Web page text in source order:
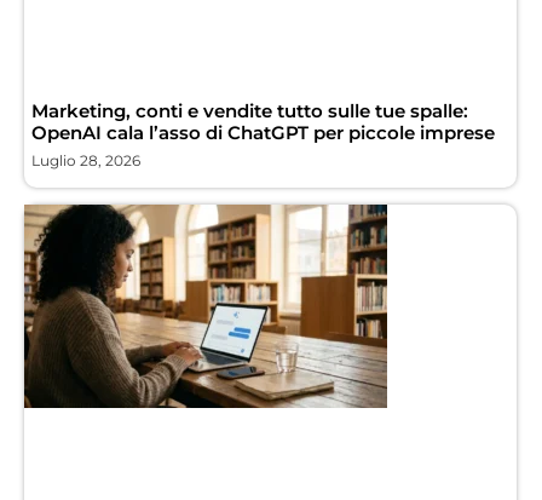
Marketing, conti e vendite tutto sulle tue spalle:
OpenAI cala l’asso di ChatGPT per piccole imprese
Luglio 28, 2026